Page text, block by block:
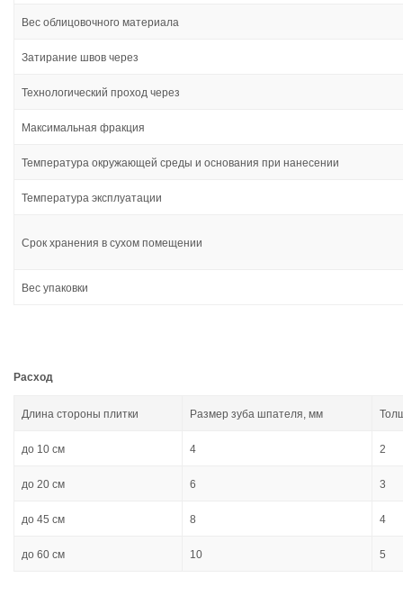
Вес облицовочного материала
Затирание швов через
Технологический проход через
Максимальная фракция
Температура окружающей среды и основания при нанесении
Температура эксплуатации
Срок хранения в сухом помещении
Вес упаковки
Расход
Длина стороны плитки Размер зуба шпателя, мм
до 10 см 4 2
до 20 см 6 3
до 45 см 8 4
до 60 см 10 5